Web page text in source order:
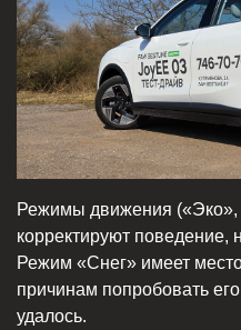
Режимы движения
корректируют поведение,
Режим «Снег» имеет
причинам попробовать
удалось.